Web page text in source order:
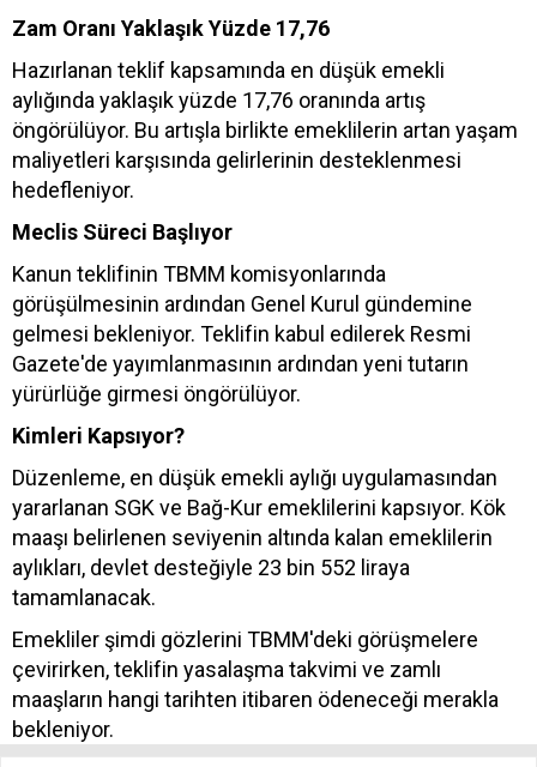
Zam Oranı Yaklaşık Yüzde 17,76
Hazırlanan teklif kapsamında en düşük emekli
aylığında yaklaşık yüzde 17,76 oranında artış
öngörülüyor. Bu artışla birlikte emeklilerin artan yaşam
maliyetleri karşısında gelirlerinin desteklenmesi
hedefleniyor.
Meclis Süreci Başlıyor
Kanun teklifinin TBMM komisyonlarında
görüşülmesinin ardından Genel Kurul gündemine
gelmesi bekleniyor. Teklifin kabul edilerek Resmi
Gazete'de yayımlanmasının ardından yeni tutarın
yürürlüğe girmesi öngörülüyor.
Kimleri Kapsıyor?
Düzenleme, en düşük emekli aylığı uygulamasından
yararlanan SGK ve Bağ-Kur emeklilerini kapsıyor. Kök
maaşı belirlenen seviyenin altında kalan emeklilerin
aylıkları, devlet desteğiyle 23 bin 552 liraya
tamamlanacak.
Emekliler şimdi gözlerini TBMM'deki görüşmelere
çevirirken, teklifin yasalaşma takvimi ve zamlı
maaşların hangi tarihten itibaren ödeneceği merakla
bekleniyor.